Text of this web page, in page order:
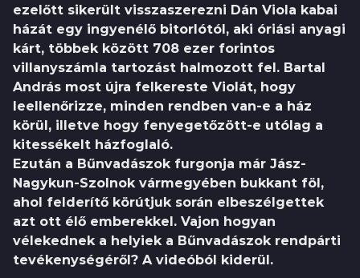
ezelőtt sikerült visszaszerezni Dán Viola kabai
házát egy ingyenélő bitorlótól, aki óriási anyagi
kárt, többek között 708 ezer forintos
villanyszámla tartozást halmozott fel. Bartal
András most újra felkereste Violát, hogy
leellenőrizze, minden rendben van-e a ház
körül, illetve hogy fenyegetőzött-e utólag a
kitessékelt házfoglaló.
Ezután a Bűnvadászok furgonja már Jász-
Nagykun-Szolnok vármegyében bukkant föl,
ahol felderítő körútjuk során elbeszélgettek
azt ott élő emberekkel. Vajon hogyan
vélekednek a helyiek a Bűnvadászok rendpárti
tevékenységéről? A videóból kiderül.